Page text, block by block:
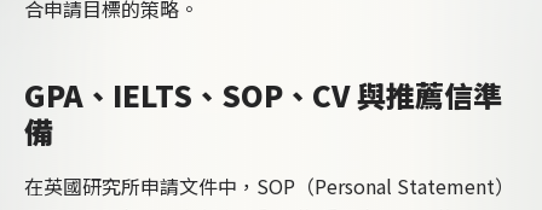
合申請目標的策略。
GPA、IELTS、SOP、CV 與推薦信準
備
在英國研究所申請文件中，SOP（Personal Statement）